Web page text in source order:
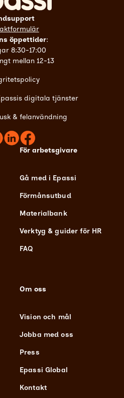
öppettider:
8:30-17:00
mellan 12-13
digitala tjänster
& felanvändning
För arbetsgivare
Gå med i Epassi
Förmånsutbud
Materialbank
Verktyg & guider för HR
FAQ
Om oss
Vision och mål
Jobba med oss
Press
Epassi Global
Kontakt